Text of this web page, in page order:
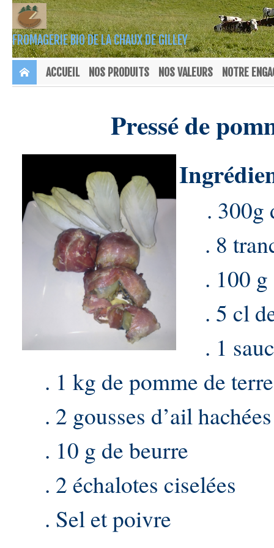
FROMAGERIE BIO DE LA CHAUX DE GILLEY
ACCUEIL NOS PRODUITS NOS VALEURS NOTRE
Pressé de
. 300g
. 8
. 100 g
. 5 cl
. 1
. 1 kg de pomme de terre
. 2 gousses d’ail hachées
. 10 g de beurre
. 2 échalotes ciselées
. Sel et poivre